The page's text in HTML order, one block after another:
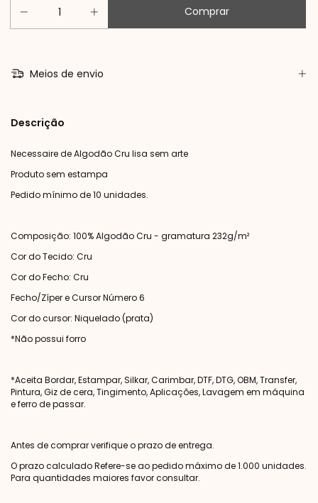
Meios de envio
Descrição
Necessaire de Algodão Cru lisa sem arte
Produto sem estampa
Pedido mínimo de 10 unidades.
Composição: 100% Algodão Cru - gramatura 232g/m²
Cor do Tecido: Cru
Cor do Fecho: Cru
Fecho/Zíper e Cursor Número 6
Cor do cursor: Niquelado (prata)
*Não possui forro
*Aceita Bordar, Estampar, Silkar, Carimbar, DTF, DTG, OBM, Transfer,
Pintura, Giz de cera, Tingimento, Aplicações, Lavagem em máquina
e ferro de passar.
Antes de comprar verifique o prazo de entrega.
O prazo calculado Refere-se ao pedido máximo de 1.000 unidades.
Para quantidades maiores favor consultar.